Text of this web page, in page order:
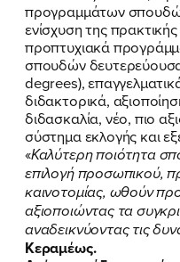
προγραμμάτων
ενίσχυση της
προπτυχιακά
σπουδών
degrees),
διδακτορικά,
διδασκαλία, νέο, πιο
σύστημα εκλογής και
«Καλύτερη ποιότητα
επιλογή προσωπικού,
καινοτομίας, ωθούν
αξιοποιώντας τα
αναδεικνύοντας τις
Κεραμέως.